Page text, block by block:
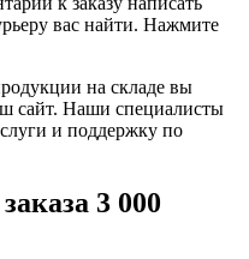
вас найти. Нажмите
на складе вы
сайт. Наши специалисты
и поддержку по
3 000